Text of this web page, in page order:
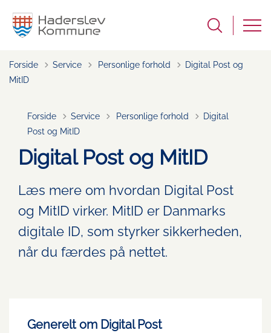
Forside Service Tilbage til
Personlige forhold
Digital Post og
MitID
Forside Service Tilbage til
Personlige forhold
Digital
Post og MitID
Digital Post og MitID
Læs mere om hvordan Digital Post
og MitID virker. MitID er Danmarks
digitale ID, som styrker sikkerheden,
når du færdes på nettet.
Generelt om Digital Post